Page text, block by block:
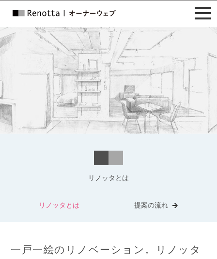
リノッタとは
リノッタとは 提案の流れ
一戸一絵のリノベーション。リノッタ